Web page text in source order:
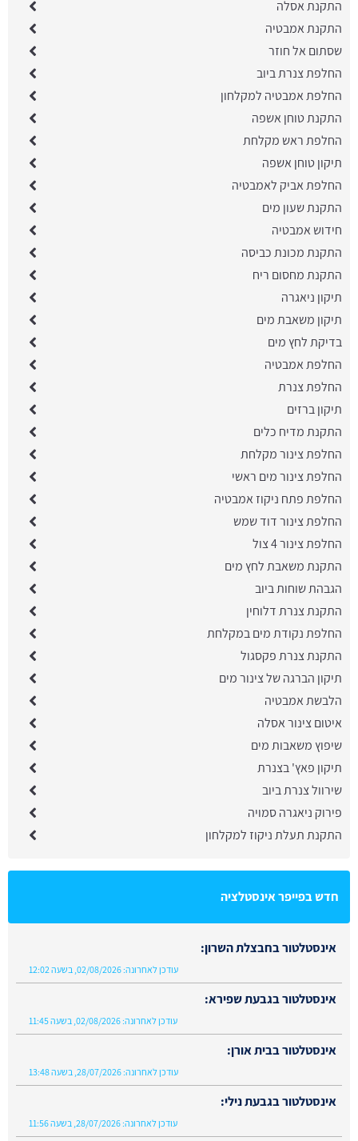
התקנת אסלה
התקנת אמבטיה
שסתום אל חוזר
החלפת צנרת ביוב
החלפת אמבטיה למקלחון
התקנת טוחן אשפה
החלפת ראש מקלחת
תיקון טוחן אשפה
החלפת אביק לאמבטיה
התקנת שעון מים
חידוש אמבטיה
התקנת מכונת כביסה
התקנת מחסום ריח
תיקון ניאגרה
תיקון משאבת מים
בדיקת לחץ מים
החלפת אמבטיה
החלפת צנרת
תיקון ברזים
התקנת מדיח כלים
החלפת צינור מקלחת
החלפת צינור מים ראשי
החלפת פתח ניקוז אמבטיה
החלפת צינור דוד שמש
החלפת צינור 4 צול
התקנת משאבת לחץ מים
הגבהת שוחות ביוב
התקנת צנרת דלוחין
החלפת נקודת מים במקלחת
התקנת צנרת פקסגול
תיקון הברגה של צינור מים
הלבשת אמבטיה
איטום צינור אסלה
שיפוץ משאבות מים
תיקון פאץ' בצנרת
שירוול צנרת ביוב
פירוק ניאגרה סמויה
התקנת תעלת ניקוז למקלחון
חדש בפייפר אינסטלציה
אינסטלטור בחבצלת השרון:
עודכן לאחרונה: 02/08/2026, בשעה 12:02
אינסטלטור בגבעת שפירא:
עודכן לאחרונה: 02/08/2026, בשעה 11:45
אינסטלטור בבית אורן:
עודכן לאחרונה: 28/07/2026, בשעה 13:48
אינסטלטור בגבעת נילי:
עודכן לאחרונה: 28/07/2026, בשעה 11:56